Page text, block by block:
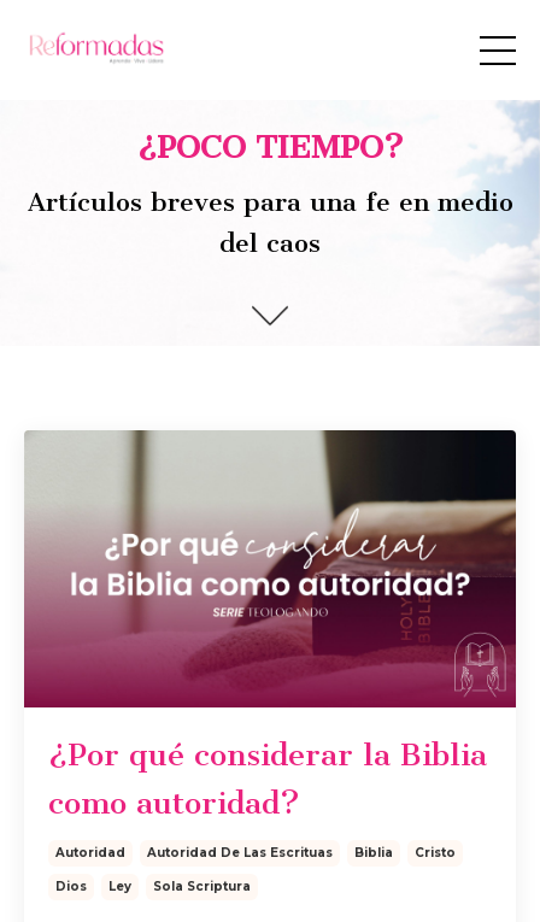
¿POCO TIEMPO?
Artículos breves para una fe en medio
del caos
¿Por qué considerar la Biblia
como autoridad?
Autoridad Autoridad De Las Escrituas Biblia Cristo
Dios Ley Sola Scriptura